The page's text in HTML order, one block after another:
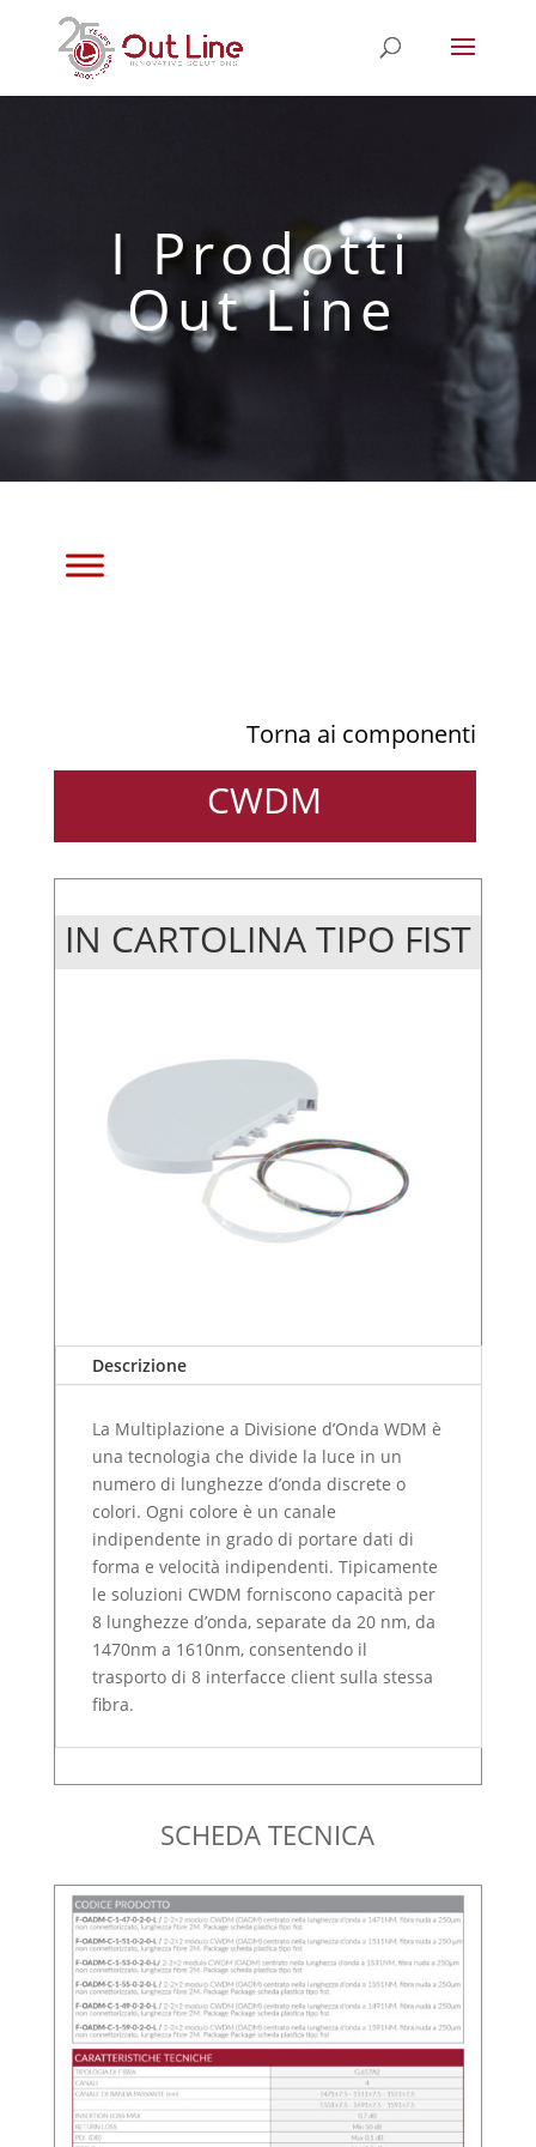
I Prodotti
Out Line
Torna ai componenti
CWDM
IN CARTOLINA TIPO FIST
Descrizione
La Multiplazione a Divisione d’Onda WDM è
una tecnologia che divide la luce in un
numero di lunghezze d’onda discrete o
colori. Ogni colore è un canale
indipendente in grado di portare dati di
forma e velocità indipendenti. Tipicamente
le soluzioni CWDM forniscono capacità per
8 lunghezze d’onda, separate da 20 nm, da
1470nm a 1610nm, consentendo il
trasporto di 8 interfacce client sulla stessa
fibra.
SCHEDA TECNICA